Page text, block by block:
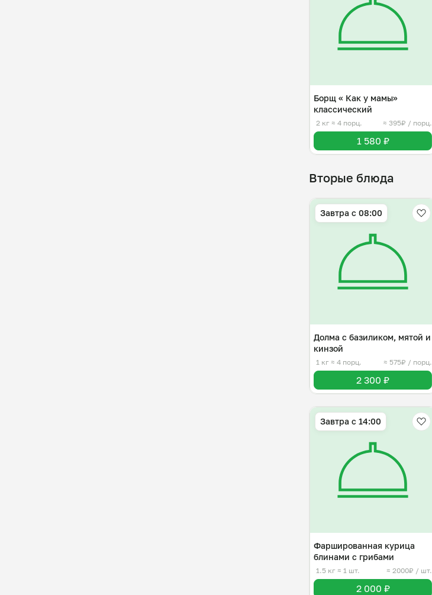
Борщ « Как у мамы»
классический
2 кг ≈ 4 порц. ≈ 395₽ / порц.
1 580 ₽
Вторые блюда
Завтра c 08:00
Долма с базиликом, мятой и
кинзой
1 кг ≈ 4 порц. ≈ 575₽ / порц.
2 300 ₽
Завтра c 14:00
Фаршированная курица
блинами с грибами
1.5 кг ≈ 1 шт. ≈ 2000₽ / шт.
2 000 ₽